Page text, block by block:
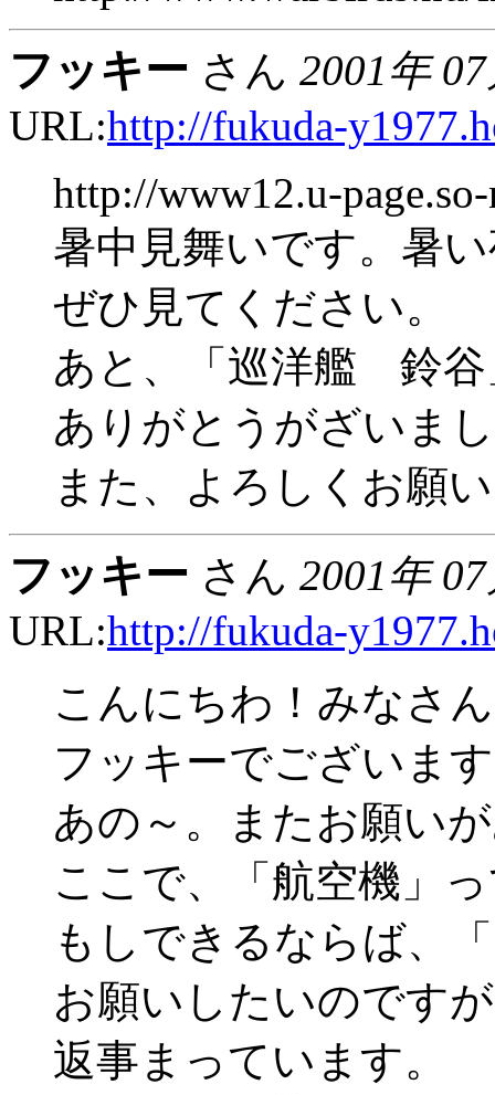
フッキー さん 2001年
URL:http://fukuda-
http://www12.u-
暑中見舞いです。暑
ぜひ見てください。
あと、「巡洋艦 鈴谷
ありがとうがざいま
また、よろしくお願
フッキー さん 2001年
URL:http://fukuda-
こんにちわ！みなさ
フッキーでございま
あの～。またお願い
ここで、「航空機」
もしできるならば、
お願いしたいのです
返事まっています。